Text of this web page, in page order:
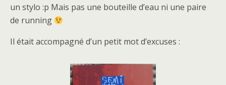
un stylo :p Mais pas une bouteille d’eau ni une paire
de running
Il était accompagné d’un petit mot d’excuses :